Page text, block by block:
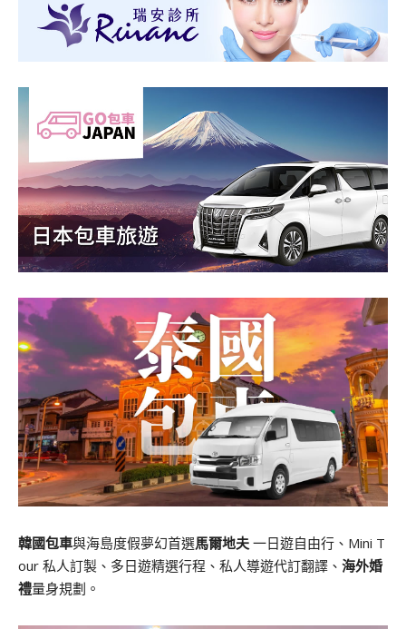
韓國包車與海島度假夢幻首選馬爾地夫 一日遊自由行、Mini T
our 私人訂製、多日遊精選行程、私人導遊代訂翻譯、 海外婚
禮量身規劃。